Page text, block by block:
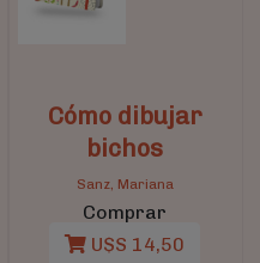
Cómo dibujar
bichos
Sanz, Mariana
Comprar
U$S 14,50